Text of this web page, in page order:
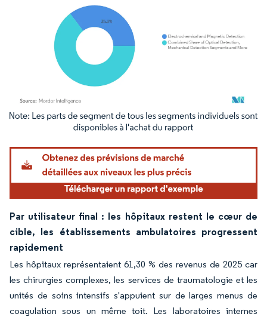
Image © Mordor Intelligence. La réutilisation nécessite une attribution sous CC BY
Par utilisateur final : les hôpitaux restent le cœur de
cible, les établissements ambulatoires progressent
rapidement
Les hôpitaux représentaient 61,30 % des revenus de 2025 car
les chirurgies complexes, les services de traumatologie et les
unités de soins intensifs s'appuient sur de larges menus de
coagulation sous un même toit. Les laboratoires internes